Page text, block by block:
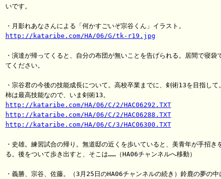
いです。
http://kataribe.com/HA/06/G/tk-r19.jpg
・演達が帰ってくると、自分の布団が無いことを告げられる。居間で寝袋
てください。
・宗谷君の今後の技能成長について。高校卒業までに、剣術13を目指して
http://kataribe.com/HA/06/C/2/HAC06292.TXT
http://kataribe.com/HA/06/C/2/HAC06288.TXT
http://kataribe.com/HA/06/C/3/HAC06300.TXT
・史雄。練習試合の帰り。無道邸の近くを歩いていると、美青年が手招き
る。後をついて歩き出すと、そこは……（HA06チャンネルへ移動）
・義勝、宗谷、佐藤。（3月25日のHA06チャンネルの続き）鈴鹿の夢の中